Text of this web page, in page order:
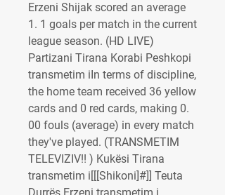
Erzeni Shijak scored an average
1. 1 goals per match in the current
league season. (HD LIVE)
Partizani Tirana Korabi Peshkopi
transmetim iIn terms of discipline,
the home team received 36 yellow
cards and 0 red cards, making 0.
00 fouls (average) in every match
they've played. (TRANSMETIM
TELEVIZIV!! ) Kukësi Tirana
transmetim i[[[Shikoni]#]] Teuta